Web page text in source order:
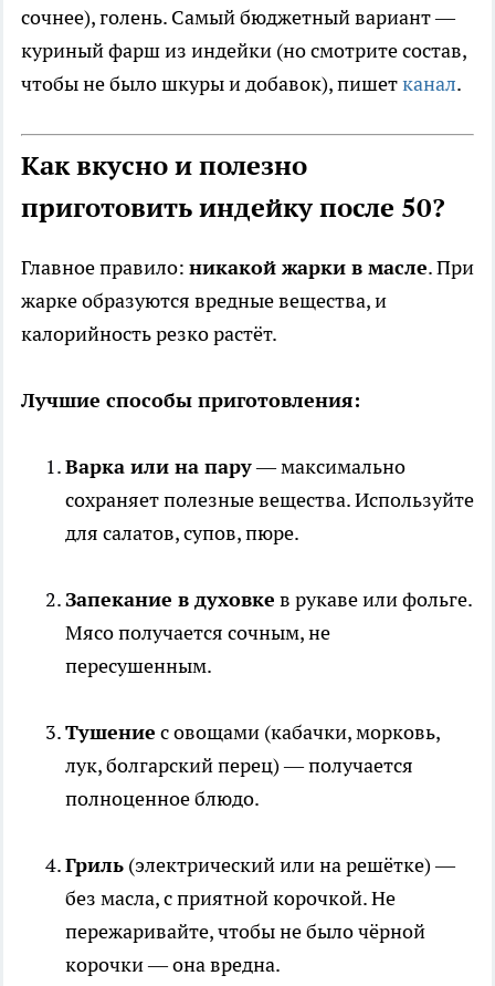
сочнее), голень. Самый бюджетный вариант —
куриный фарш из индейки (но смотрите состав,
чтобы не было шкуры и добавок), пишетканал.
Как вкусно и полезно
приготовить индейку после 50?
Главное правило: никакой жарки в масле. При
жарке образуются вредные вещества, и
калорийность резко растёт.
Лучшие способы приготовления:
Варка или на пару— максимально
сохраняет полезные вещества. Используйте
для салатов, супов, пюре.
Запекание в духовке в рукаве или фольге.
Мясо получается сочным, не
пересушенным.
Тушение с овощами (кабачки, морковь,
лук, болгарский перец) — получается
полноценное блюдо.
Гриль (электрический или на решётке) —
без масла, с приятной корочкой. Не
пережаривайте, чтобы не было чёрной
корочки — она вредна.